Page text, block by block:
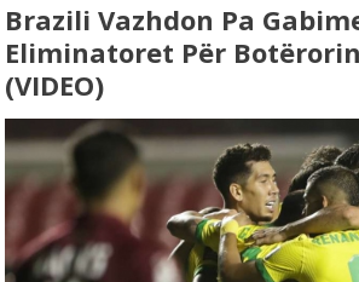
Brazili Vazhdon Pa
Eliminatoret Për
(VIDEO)